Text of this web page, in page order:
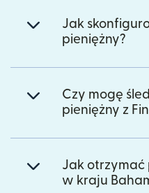
Jak
pieniężny?
Czy mogę
pieniężny z
Jak otrzymać
w kraju